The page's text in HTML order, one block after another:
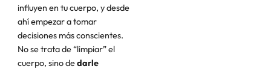
influyen en tu cuerpo, y desde
ahí empezar a tomar
decisiones más conscientes.
No se trata de “limpiar” el
cuerpo, sino dedarle